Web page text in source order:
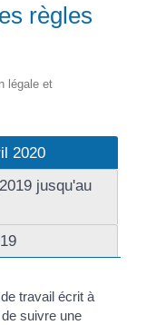
règles
légale et
2020
jusqu'au
travail écrit à
suivre une